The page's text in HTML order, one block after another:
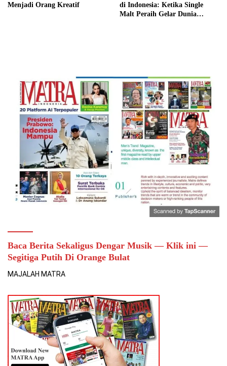
Menjadi Orang Kreatif
di Indonesia: Ketika Single
Malt Peraih Gelar Dunia
Baca Berita Sekaligus Dengar Musik — Klik ini —
Segitiga Putih Di Orange Bulat
MAJALAH MATRA